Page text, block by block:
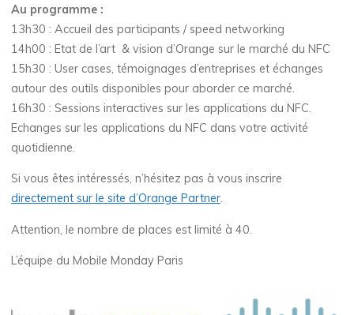
Au programme :
13h30 : Accueil des participants / speed networking
14h00 : Etat de l’art & vision d’Orange sur le marché du NFC
15h30 : User cases, témoignages d’entreprises et échanges
autour des outils disponibles pour aborder ce marché.
16h30 : Sessions interactives sur les applications du NFC.
Echanges sur les applications du NFC dans votre activité
quotidienne.
Si vous êtes intéressés, n’hésitez pas à vous inscrire
directement sur le site d’Orange Partner.
Attention, le nombre de places est limité à 40.
L’équipe du Mobile Monday Paris